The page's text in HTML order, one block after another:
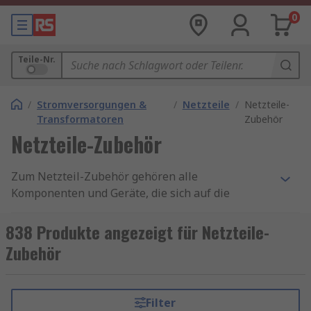
0
Teile-Nr.
/ Stromversorgungen &
Transformatoren
/ Netzteile / Netzteile-
Zubehör
Netzteile-Zubehör
Zum Netzteil-Zubehör gehören alle
Komponenten und Geräte, die sich auf die
für eine bestimmte Last beziehen. Dazu gehören
Steckersätze, Diodenmodule und Batteriemodule.
Netzteil-Zubehör ist in der Regel erforderlich,
oder um ein neues zu erstellen.
838 Produkte angezeigt für Netzteile-
Zubehör
Filter